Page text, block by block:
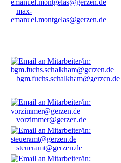
max-
emanuel.montgelas@gerzen.de
bgm.fuchs.schalkham@gerzen.de
vorzimmer@gerzen.de
steueramt@gerzen.de